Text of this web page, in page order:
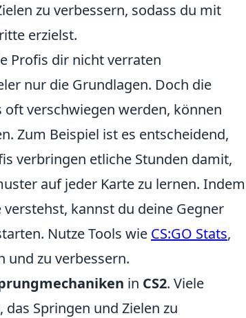
zu verbessern, sodass du mit
erzielst.
Profis dir nicht verraten
nur die Grundlagen. Doch die
verschwiegen werden, können
Zum Beispiel ist es entscheidend,
verbringen etliche Stunden damit,
auf jeder Karte zu lernen. Indem
kannst du deine Gegner
Nutze Tools wie CS:GO Stats,
und zu verbessern.
in CS2. Viele
Springen und Zielen zu